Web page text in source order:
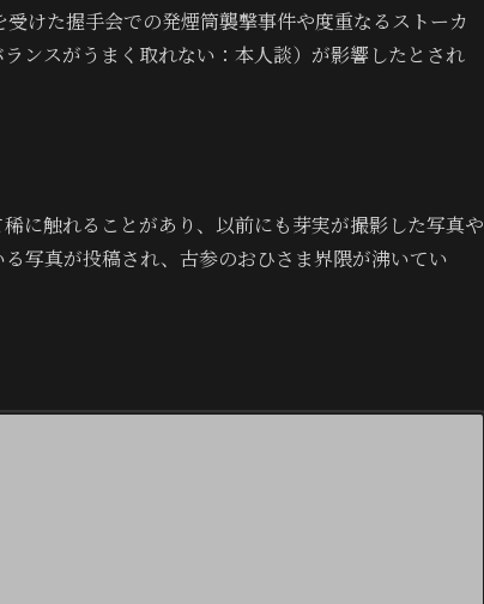
けた握手会での発煙筒襲撃事件や度重なるストーカ
ンスがうまく取れない：本人談）が影響したとされ
に触れることがあり、以前にも芽実が撮影した写真や
写真が投稿され、古参のおひさま界隈が沸いてい